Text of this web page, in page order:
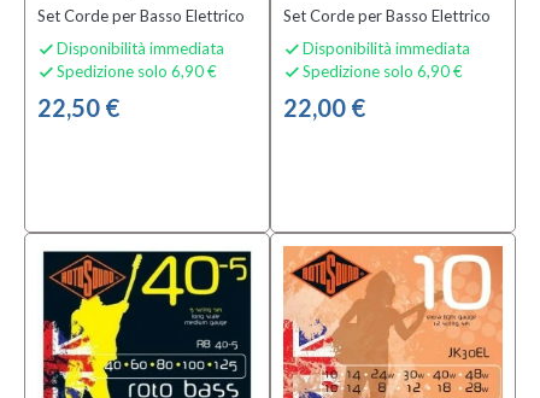
Set Corde per Basso Elettrico
 Disponibilità immediata
 Spedizione solo 6,90 €
22,50 €
Set Corde per Basso Elettrico
 Disponibilità immediata
 Spedizione solo 6,90 €
22,00 €